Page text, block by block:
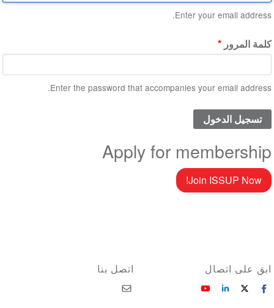
Enter your email address.
كلمة المرور
Enter the password that accompanies your email address.
Apply for membership
Join ISSUP Now!
اتصل بنا ابق على اتصال